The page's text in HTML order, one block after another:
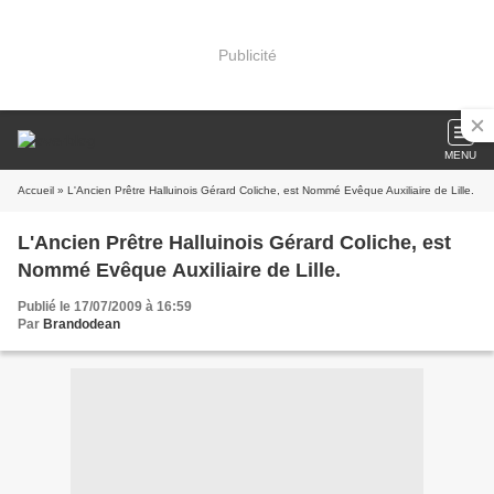
Publicité
MENU
Accueil » L'Ancien Prêtre Halluinois Gérard Coliche, est Nommé Evêque Auxiliaire de Lille.
L'Ancien Prêtre Halluinois Gérard Coliche, est
Nommé Evêque Auxiliaire de Lille.
Publié le 17/07/2009 à 16:59
Par Brandodean